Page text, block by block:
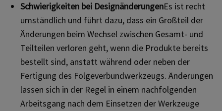
Schwierigkeiten bei DesignänderungenEs ist recht
umständlich und führt dazu, dass ein Großteil der
Änderungen beim Wechsel zwischen Gesamt- und
Teilteilen verloren geht, wenn die Produkte bereits
bestellt sind, anstatt während oder neben der
Fertigung des Folgeverbundwerkzeugs. Änderungen
lassen sich in der Regel in einem nachfolgenden
Arbeitsgang nach dem Einsetzen der Werkzeuge